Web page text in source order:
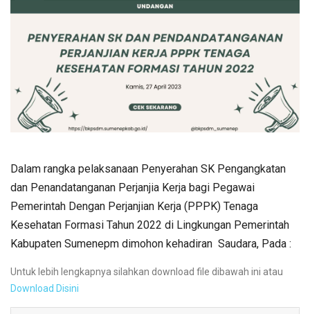
Dalam rangka pelaksanaan Penyerahan SK Pengangkatan
dan Penandatanganan Perjanjia Kerja bagi Pegawai
Pemerintah Dengan Perjanjian Kerja (PPPK) Tenaga
Kesehatan Formasi Tahun 2022 di Lingkungan Pemerintah
Kabupaten Sumenepm dimohon kehadiran Saudara, Pada :
Untuk lebih lengkapnya silahkan download file dibawah ini atau
Download Disini